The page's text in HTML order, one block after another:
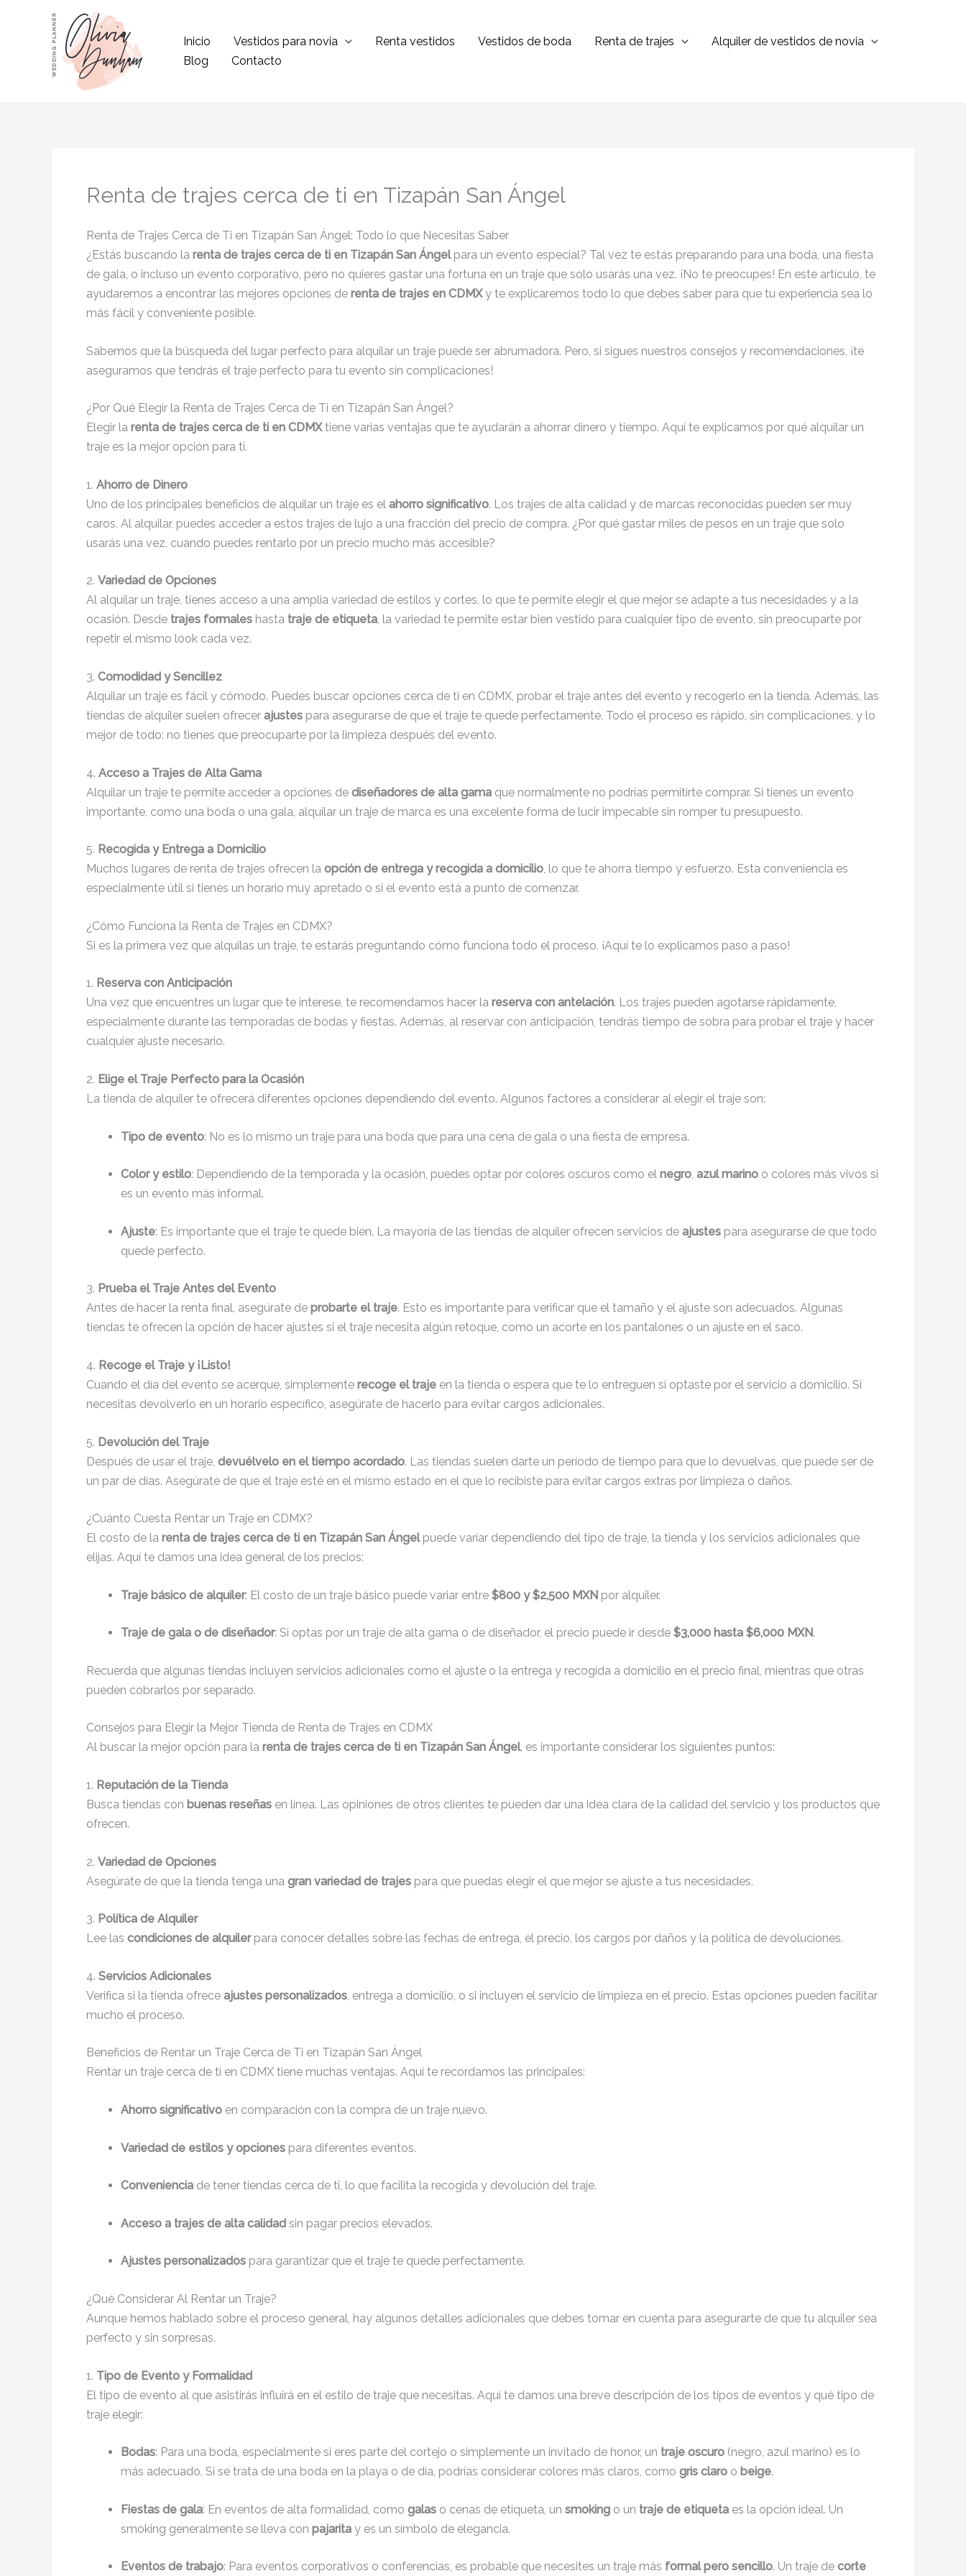
contenido
Inicio Vestidos para novia Renta vestidos Vestidos de boda Renta de trajes
Alquiler de vestidos de novia
Blog
Contacto
Renta de trajes cerca de ti en Tizapán San Ángel
Renta de Trajes Cerca de Ti en Tizapán San Ángel: Todo lo que Necesitas Saber
¿Estás buscando la renta de trajes cerca de ti en Tizapán San Ángelpara un evento especial? Tal vez te estás preparando para una boda, una fiesta
de gala, o incluso un evento corporativo, pero no quieres gastar una fortuna en un traje que solo usarás una vez. ¡No te preocupes! En este artículo, te
ayudaremos a encontrar las mejores opciones de renta de trajes en CDMXy te explicaremos todo lo que debes saber para que tu experiencia sea lo
más fácil y conveniente posible.
Sabemos que la búsqueda del lugar perfecto para alquilar un traje puede ser abrumadora. Pero, si sigues nuestros consejos y recomendaciones, ¡te
aseguramos que tendrás el traje perfecto para tu evento sin complicaciones!
¿Por Qué Elegir la Renta de Trajes Cerca de Ti en Tizapán San Ángel?
Elegir la renta de trajes cerca de ti en CDMXtiene varias ventajas que te ayudarán a ahorrar dinero y tiempo. Aquí te explicamos por qué alquilar un
traje es la mejor opción para ti.
1. Ahorro de Dinero
Uno de los principales beneficios de alquilar un traje es el ahorro significativo. Los trajes de alta calidad y de marcas reconocidas pueden ser muy
caros. Al alquilar, puedes acceder a estos trajes de lujo a una fracción del precio de compra. ¿Por qué gastar miles de pesos en un traje que solo
usarás una vez, cuando puedes rentarlo por un precio mucho más accesible?
2. Variedad de Opciones
Al alquilar un traje, tienes acceso a una amplia variedad de estilos y cortes, lo que te permite elegir el que mejor se adapte a tus necesidades y a la
ocasión. Desde trajes formales hasta traje de etiqueta, la variedad te permite estar bien vestido para cualquier tipo de evento, sin preocuparte por
repetir el mismo look cada vez.
3. Comodidad y Sencillez
Alquilar un traje es fácil y cómodo. Puedes buscar opciones cerca de ti en CDMX, probar el traje antes del evento y recogerlo en la tienda. Además, las
tiendas de alquiler suelen ofrecer ajustes para asegurarse de que el traje te quede perfectamente. Todo el proceso es rápido, sin complicaciones, y lo
mejor de todo: no tienes que preocuparte por la limpieza después del evento.
4. Acceso a Trajes de Alta Gama
Alquilar un traje te permite acceder a opciones de diseñadores de alta gama que normalmente no podrías permitirte comprar. Si tienes un evento
importante, como una boda o una gala, alquilar un traje de marca es una excelente forma de lucir impecable sin romper tu presupuesto.
5. Recogida y Entrega a Domicilio
Muchos lugares de renta de trajes ofrecen la opción de entrega y recogida a domicilio, lo que te ahorra tiempo y esfuerzo. Esta conveniencia es
especialmente útil si tienes un horario muy apretado o si el evento está a punto de comenzar.
¿Cómo Funciona la Renta de Trajes en CDMX?
Si es la primera vez que alquilas un traje, te estarás preguntando cómo funciona todo el proceso. ¡Aquí te lo explicamos paso a paso!
1. Reserva con Anticipación
Una vez que encuentres un lugar que te interese, te recomendamos hacer la reserva con antelación. Los trajes pueden agotarse rápidamente,
especialmente durante las temporadas de bodas y fiestas. Además, al reservar con anticipación, tendrás tiempo de sobra para probar el traje y hacer
cualquier ajuste necesario.
2. Elige el Traje Perfecto para la Ocasión
La tienda de alquiler te ofrecerá diferentes opciones dependiendo del evento. Algunos factores a considerar al elegir el traje son:
Tipo de evento: No es lo mismo un traje para una boda que para una cena de gala o una fiesta de empresa.
Color y estilo: Dependiendo de la temporada y la ocasión, puedes optar por colores oscuros como el negro, azul marino o colores más vivos si
es un evento más informal.
Ajuste: Es importante que el traje te quede bien. La mayoría de las tiendas de alquiler ofrecen servicios de ajustes para asegurarse de que todo
quede perfecto.
3. Prueba el Traje Antes del Evento
Antes de hacer la renta final, asegúrate de probarte el traje. Esto es importante para verificar que el tamaño y el ajuste son adecuados. Algunas
tiendas te ofrecen la opción de hacer ajustes si el traje necesita algún retoque, como un acorte en los pantalones o un ajuste en el saco.
4. Recoge el Traje y ¡Listo!
Cuando el día del evento se acerque, simplemente recoge el traje en la tienda o espera que te lo entreguen si optaste por el servicio a domicilio. Si
necesitas devolverlo en un horario específico, asegúrate de hacerlo para evitar cargos adicionales.
5. Devolución del Traje
Después de usar el traje, devuélvelo en el tiempo acordado. Las tiendas suelen darte un período de tiempo para que lo devuelvas, que puede ser de
un par de días. Asegúrate de que el traje esté en el mismo estado en el que lo recibiste para evitar cargos extras por limpieza o daños.
¿Cuánto Cuesta Rentar un Traje en CDMX?
El costo de la renta de trajes cerca de ti en Tizapán San Ángelpuede variar dependiendo del tipo de traje, la tienda y los servicios adicionales que
elijas. Aquí te damos una idea general de los precios:
Traje básico de alquiler: El costo de un traje básico puede variar entre $800 y $2,500 MXN por alquiler.
Traje de gala o de diseñador: Si optas por un traje de alta gama o de diseñador, el precio puede ir desde $3,000 hasta $6,000 MXN.
Recuerda que algunas tiendas incluyen servicios adicionales como el ajuste o la entrega y recogida a domicilio en el precio final, mientras que otras
pueden cobrarlos por separado.
Consejos para Elegir la Mejor Tienda de Renta de Trajes en CDMX
Al buscar la mejor opción para la renta de trajes cerca de ti en Tizapán San Ángel, es importante considerar los siguientes puntos:
1. Reputación de la Tienda
Busca tiendas con buenas reseñas en línea. Las opiniones de otros clientes te pueden dar una idea clara de la calidad del servicio y los productos que
ofrecen.
2. Variedad de Opciones
Asegúrate de que la tienda tenga una gran variedad de trajes para que puedas elegir el que mejor se ajuste a tus necesidades.
3. Política de Alquiler
Lee las condiciones de alquilerpara conocer detalles sobre las fechas de entrega, el precio, los cargos por daños y la política de devoluciones.
4. Servicios Adicionales
Verifica si la tienda ofrece ajustes personalizados, entrega a domicilio, o si incluyen el servicio de limpieza en el precio. Estas opciones pueden facilitar
mucho el proceso.
Beneficios de Rentar un Traje Cerca de Ti en Tizapán San Ángel
Rentar un traje cerca de ti en CDMX tiene muchas ventajas. Aquí te recordamos las principales:
Ahorro significativo en comparación con la compra de un traje nuevo.
Variedad de estilos y opciones para diferentes eventos.
Conveniencia de tener tiendas cerca de ti, lo que facilita la recogida y devolución del traje.
Acceso a trajes de alta calidad sin pagar precios elevados.
Ajustes personalizados para garantizar que el traje te quede perfectamente.
¿Qué Considerar Al Rentar un Traje?
Aunque hemos hablado sobre el proceso general, hay algunos detalles adicionales que debes tomar en cuenta para asegurarte de que tu alquiler sea
perfecto y sin sorpresas.
1. Tipo de Evento y Formalidad
El tipo de evento al que asistirás influirá en el estilo de traje que necesitas. Aquí te damos una breve descripción de los tipos de eventos y qué tipo de
traje elegir:
Bodas: Para una boda, especialmente si eres parte del cortejo o simplemente un invitado de honor, un traje oscuro (negro, azul marino) es lo
más adecuado. Si se trata de una boda en la playa o de día, podrías considerar colores más claros, como gris claro o beige.
Fiestas de gala: En eventos de alta formalidad, como galas o cenas de etiqueta, un smoking o un traje de etiqueta es la opción ideal. Un
smoking generalmente se lleva con pajarita y es un símbolo de elegancia.
Eventos de trabajo: Para eventos corporativos o conferencias, es probable que necesites un traje más formal pero sencillo. Un traje de corte